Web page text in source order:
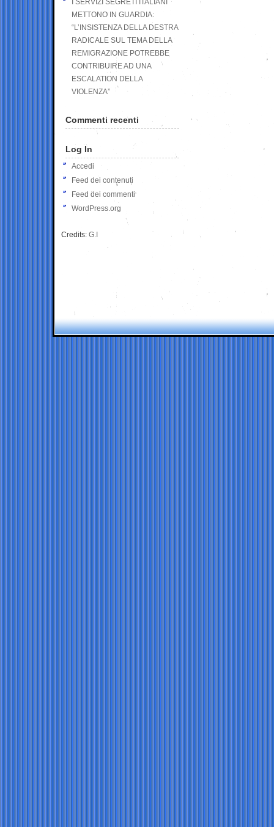
I SERVIZI SEGRETI ITALIANI
METTONO IN GUARDIA:
“L’INSISTENZA DELLA DESTRA
RADICALE SUL TEMA DELLA
REMIGRAZIONE POTREBBE
CONTRIBUIRE AD UNA
ESCALATION DELLA
VIOLENZA”
Commenti recenti
Log In
Accedi
Feed dei contenuti
Feed dei commenti
WordPress.org
Credits: G.I